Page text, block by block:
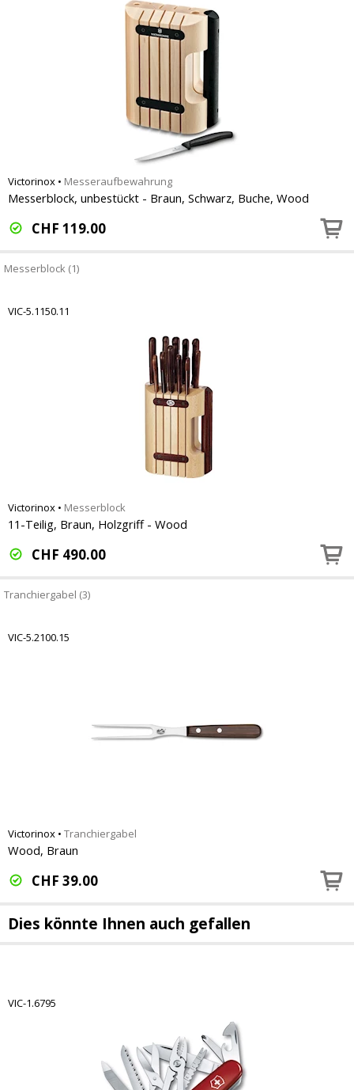
Victorinox • Messeraufbewahrung
Messerblock, unbestückt - Braun, Schwarz, Buche, Wood
CHF 119.00
Messerblock (1)
VIC-5.1150.11
Victorinox • Messerblock
11-Teilig, Braun, Holzgriff - Wood
CHF 490.00
Tranchiergabel (3)
VIC-5.2100.15
Victorinox • Tranchiergabel
Wood, Braun
CHF 39.00
Dies könnte Ihnen auch gefallen
VIC-1.6795